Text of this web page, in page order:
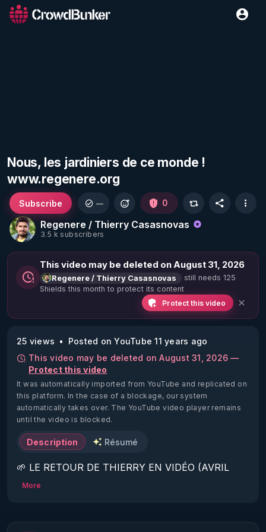
Nous, les jardiniers de ce monde !
www.regenere.org
Regenere / Thierry Casasnovas
3.5 k subscribers
Subscribe — 0
This video may be deleted on August 31, 2026
Regenere / Thierry Casasnovas
still needs 125
Shields this month to protect its content
Protect this video
25 views
Posted on YouTube 11 years ago
This video may be deleted on August 31, 2026 —
Protect this video
It was automatically imported from YouTube and replicated on
this platform. In the case of a blockage, our system
automatically takes over. The YouTube video player remains
until the video is blocked.
Description Résumé
🌱 LE RETOUR DE THIERRY EN VIDÉO (AVRIL
2022)!
https://www.rgnr.fr/presentation.html
More